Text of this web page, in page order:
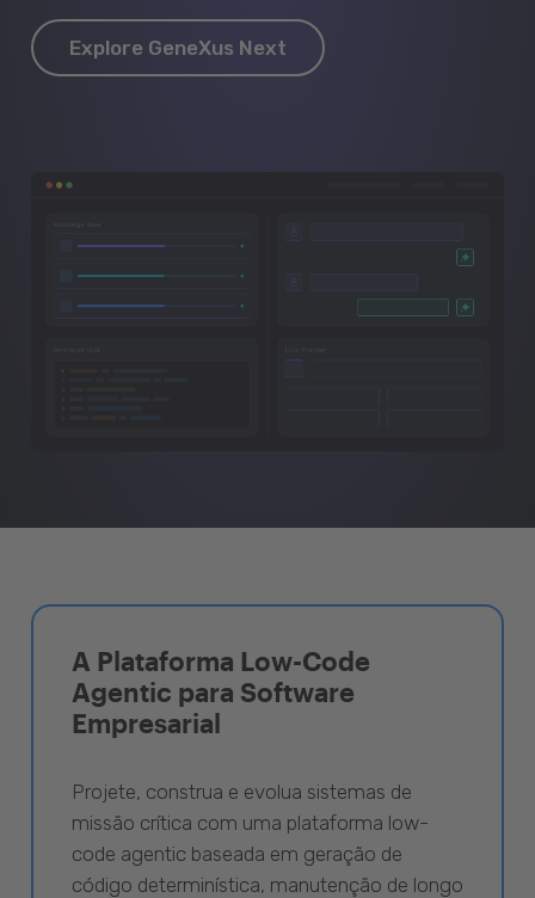
Explore GeneXus Next
A Plataforma Low-Code
Agentic para Software
Empresarial
Projete, construa e evolua sistemas de
missão crítica com uma plataforma low-
code agentic baseada em geração de
código determinística, manutenção de longo